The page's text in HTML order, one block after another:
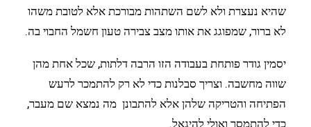
שהיא נעצרת ולא לשם השתהות מבורכת אלא לטובת משהו
לא ברור, שמפוגג את אותו מצב צבירה טעון חשמל החבוי בה.
יסמין גודר פותחת בעבודה הזו הרבה דלתות, שכל אחת מהן
שווה מחשבה. וצריך סבלנות כדי לא רק להתמכר לרעש
הפתיחה והטריקה שלהן אלא להתבונן מה נמצא שם מעבר,
כדי להתמסר ואולי להיגאל.